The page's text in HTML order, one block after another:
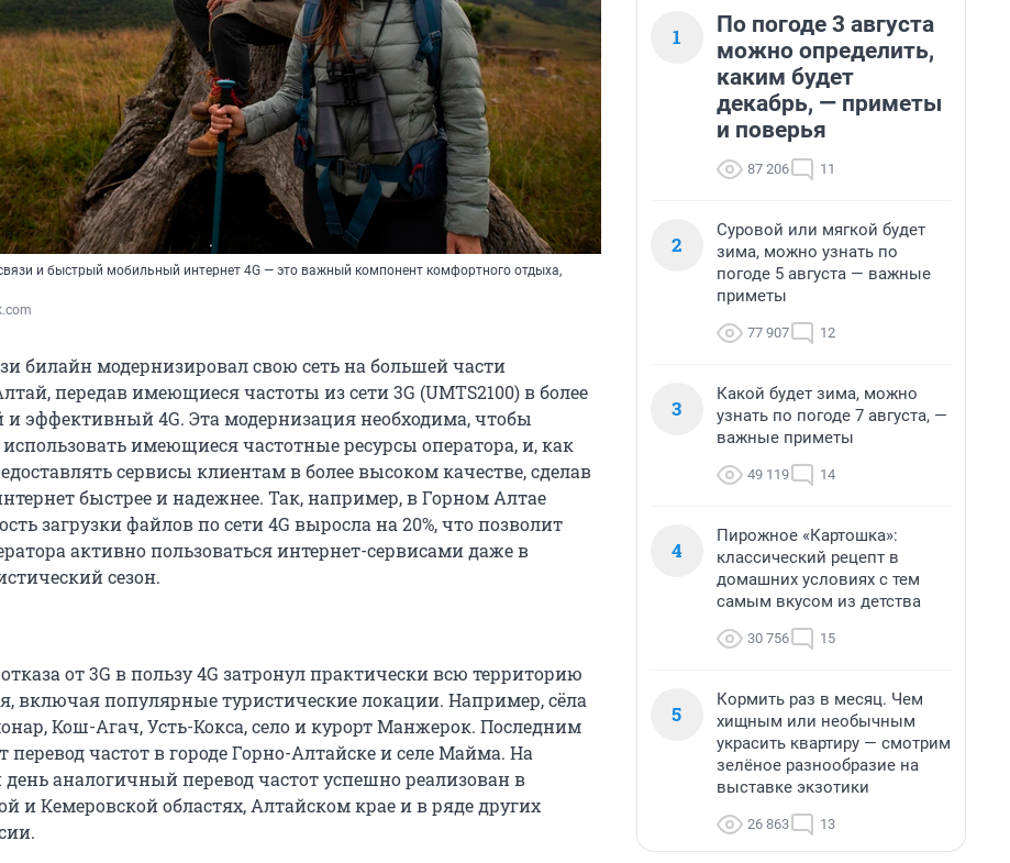
и быстрый мобильный интернет 4G — это важный компонент комфортного отдыха,
билайн модернизировал свою сеть на большей части
передав имеющиеся частоты из сети 3G (UMTS2100) в более
эффективный 4G. Эта модернизация необходима, чтобы
имеющиеся частотные ресурсы оператора, и, как
сервисы клиентам в более высоком качестве, сделав
быстрее и надежнее. Так, например, в Горном Алтае
загрузки файлов по сети 4G выросла на 20%, что позволит
активно пользоваться интернет-сервисами даже в
сезон.
от 3G в пользу 4G затронул практически всю территорию
включая популярные туристические локации. Например, сёла
Кош-Агач, Усть-Кокса, село и курорт Манжерок. Последним
перевод частот в городе Горно-Алтайске и селе Майма. На
аналогичный перевод частот успешно реализован в
и Кемеровской областях, Алтайском крае и в ряде других
1
По погоде 3 августа
можно определить,
каким будет
декабрь, — приметы
и поверья
87 206 11
2
Суровой или мягкой будет
зима, можно узнать по
погоде 5 августа — важные
приметы
77 907 12
3
Какой будет зима, можно
узнать по погоде 7 августа, —
важные приметы
49 119 14
4
Пирожное «Картошка»:
классический рецепт в
домашних условиях с тем
самым вкусом из детства
30 756 15
5
Кормить раз в месяц. Чем
хищным или необычным
украсить квартиру — смотрим
зелёное разнообразие на
выставке экзотики
26 863 13